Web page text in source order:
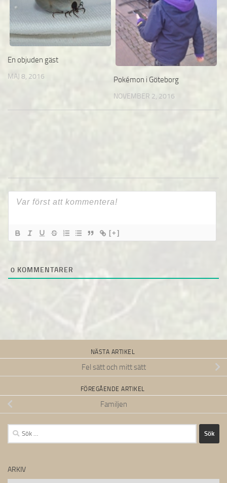
En objuden gäst
MAJ 8, 2016 Pokémon i Göteborg
NOVEMBER 2, 2016
[+]
0 KOMMENTARER
NÄSTA ARTIKEL
Fel sätt och mitt sätt
FÖREGÅENDE ARTIKEL
Familjen
Sök
efter:
ARKIV